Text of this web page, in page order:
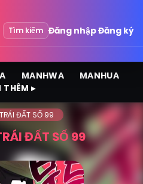
Tìm kiếm Đăng nhậpĐăng ký
MANHWA
MANHUA
THÊM ▸
ĐẤT SỐ 99
ĐẤT SỐ 99